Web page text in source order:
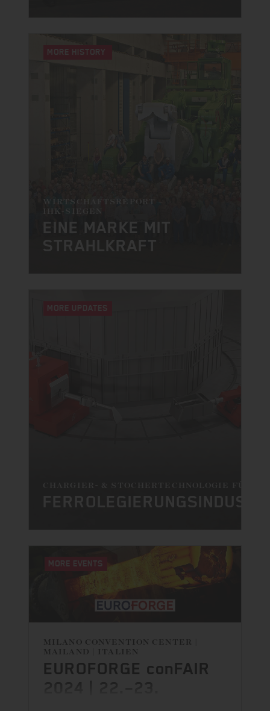
MORE UPDATES
MORE HISTORY
WIRTSCHAFTSREPORT –
IHK-SIEGEN
EINE MARKE MIT
STRAHLKRAFT
MORE UPDATES
MORE EVENTS
MILANO CONVENTION CENTER |
MAILAND | ITALIEN
EUROFORGE conFAIR